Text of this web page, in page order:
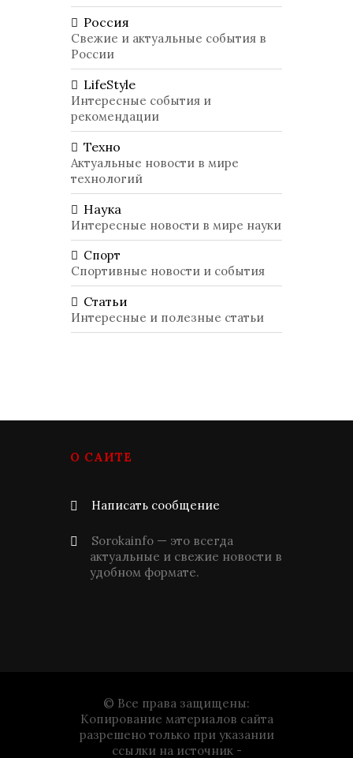
Россия
Свежие и актуальные события в
России
LifeStyle
Интересные события и
рекомендации
Техно
Актуальные новости в мире
технологий
Наука
Интересные новости в мире науки
Спорт
Спортивные новости и события
Статьи
Интересные и полезные статьи
О САЙТЕ
Написать сообщение
Sorokainfo — это всегда
актуальные и свежие новости в
удобном формате.
© Все права защищены:
Копирование материалов сайта
разрешено только при указании
ссылки на источник -